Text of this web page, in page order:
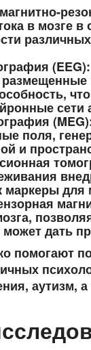
в мозге
(EEG)
сети
(MEG)
поля,
и
маркеры
дать
помогают
аутизм,